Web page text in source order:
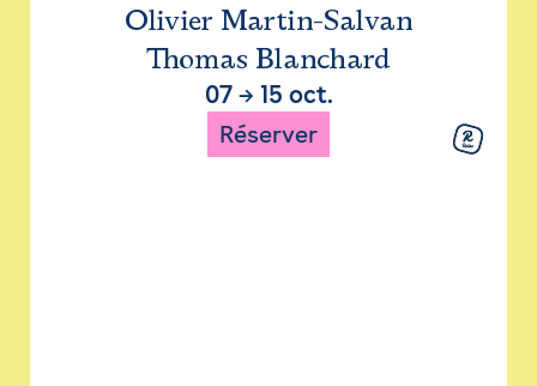
Olivier Martin-Salvan
Thomas Blanchard
07→ 15 oct.
Réserver